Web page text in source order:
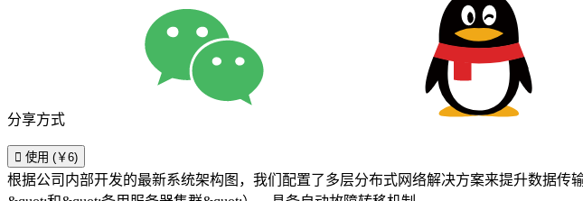
分享方式
 使用 (￥6)
根据公司内部开发的最新系统架构图，我们配置了多层分布式网络解决方案来提升数据